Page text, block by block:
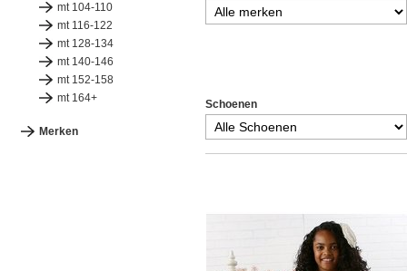
mt 104-110
mt 116-122
mt 128-134
mt 140-146
mt 152-158
mt 164+
Merken
Schoenen